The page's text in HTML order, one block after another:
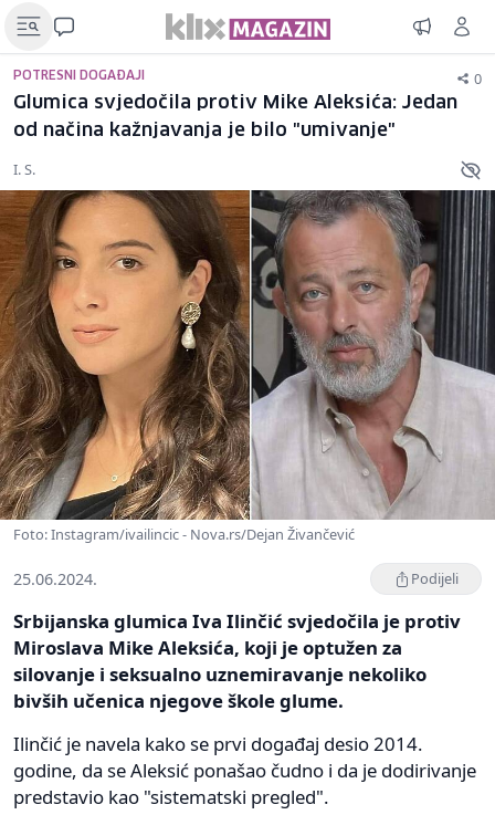
POTRESNI DOGAĐAJI 0
Glumica svjedočila protiv Mike Aleksića: Jedan
od načina kažnjavanja je bilo "umivanje"
I. S.
Foto: Instagram/ivailincic - Nova.rs/Dejan Živančević
25.06.2024. Podijeli
Srbijanska glumica Iva Ilinčić svjedočila je protiv
Miroslava Mike Aleksića, koji je optužen za
silovanje i seksualno uznemiravanje nekoliko
bivših učenica njegove škole glume.
Ilinčić je navela kako se prvi događaj desio 2014.
godine, da se Aleksić ponašao čudno i da je dodirivanje
predstavio kao "sistematski pregled".